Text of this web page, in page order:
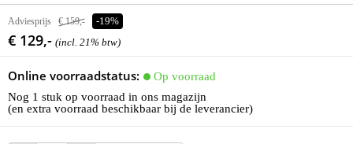
Adviesprijs € 159,- -19%
€ 129,- (incl. 21% btw)
Online voorraadstatus:
Op voorraad
Nog 1 stuk op voorraad in ons magazijn
(en extra voorraad beschikbaar bij de leverancier)